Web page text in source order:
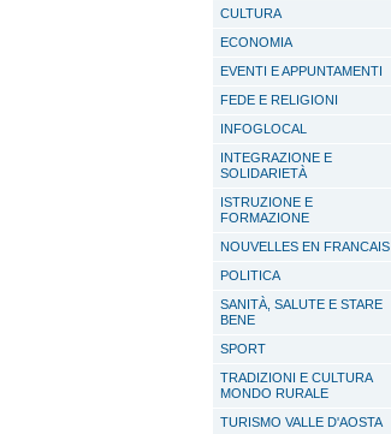
CULTURA
ECONOMIA
EVENTI E APPUNTAMENTI
FEDE E RELIGIONI
INFOGLOCAL
INTEGRAZIONE E
SOLIDARIETÀ
ISTRUZIONE E
FORMAZIONE
NOUVELLES EN FRANCAIS
POLITICA
SANITÀ, SALUTE E STARE
BENE
SPORT
TRADIZIONI E CULTURA
MONDO RURALE
TURISMO VALLE D'AOSTA